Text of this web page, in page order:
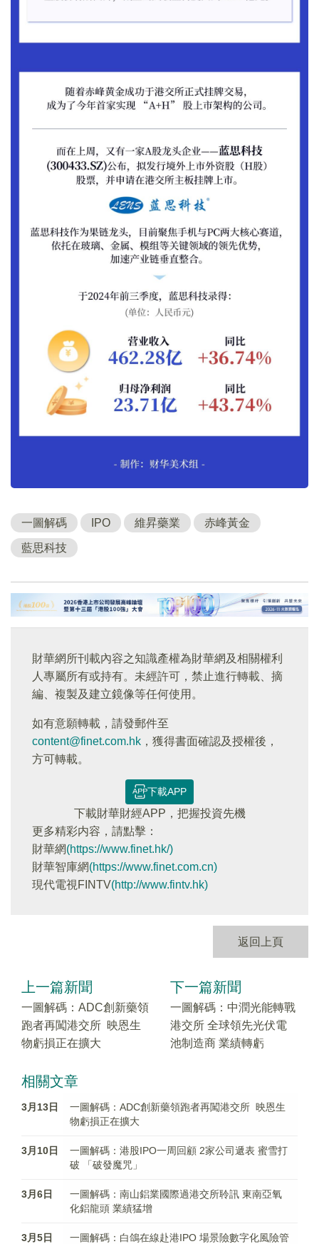
一圖解碼 IPO 維昇藥業 赤峰黃金
藍思科技
財華網所刊載內容之知識產權為財華網及相關權利
人專屬所有或持有。未經許可，禁止進行轉載、摘
編、複製及建立鏡像等任何使用。
如有意願轉載，請發郵件至
content@finet.com.hk ，獲得書面確認及授權後，
方可轉載。
下載APP
下載財華財經APP，把握投資先機
更多精彩内容，請點擊：
財華網(https://www.finet.hk/)
財華智庫網(https://www.finet.com.cn)
現代電視FINTV(http://www.fintv.hk)
返回上頁
上一篇新聞
一圖解碼：ADC創新藥領
跑者再闖港交所 映恩生
物虧損正在擴大
下一篇新聞
一圖解碼：中潤光能轉戰
港交所 全球領先光伏電
池制造商 業績轉虧
相關文章
3月13日
一圖解碼：ADC創新藥領跑者再闖港交所 映恩生
物虧損正在擴大
3月10日
一圖解碼：港股IPO一周回顧 2家公司遞表 蜜雪打
破 「破發魔咒」
3月6日
一圖解碼：南山鋁業國際過港交所聆訊 東南亞氧
化鋁龍頭 業績猛增
3月5日
一圖解碼：白鴿在線赴港IPO 場景險數字化風險管